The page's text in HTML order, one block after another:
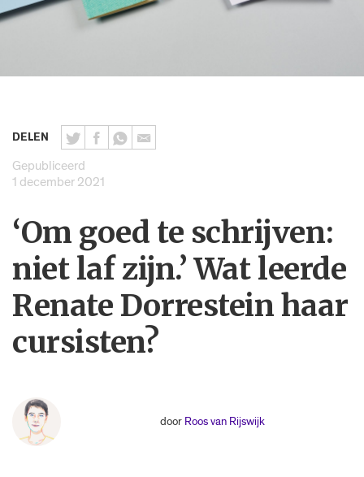
DELEN
Gepubliceerd
1 december 2021
‘Om goed te schrij­ven:
niet laf zijn.’ Wat leerde
Renate Dorrestein haar
cursisten?
door Roos van Rijswijk